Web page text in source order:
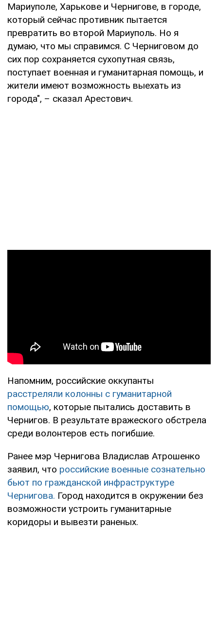
Мариуполе, Харькове и Чернигове, в городе,
который сейчас противник пытается
превратить во второй Мариуполь. Но я
думаю, что мы справимся. С Черниговом до
сих пор сохраняется сухопутная связь,
поступает военная и гуманитарная помощь, и
жители имеют возможность выехать из
города", – сказал Арестович.
Напомним, российские оккупанты
расстреляли колонны с гуманитарной
помощью, которые пытались доставить в
Чернигов. В результате вражеского обстрела
среди волонтеров есть погибшие.
Ранее мэр Чернигова Владислав Атрошенко
заявил, что российские военные сознательно
бьют по гражданской инфраструктуре
Чернигова. Город находится в окружении без
возможности устроить гуманитарные
коридоры и вывезти раненых.